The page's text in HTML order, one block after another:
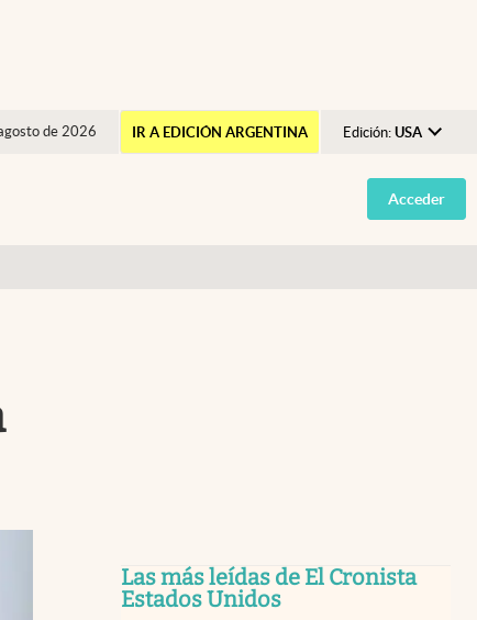
de 2026 IR A EDICIÓN ARGENTINA Edición: USA
Argentina
España
Acceder
Las más leídas de El Cronista
Estados Unidos